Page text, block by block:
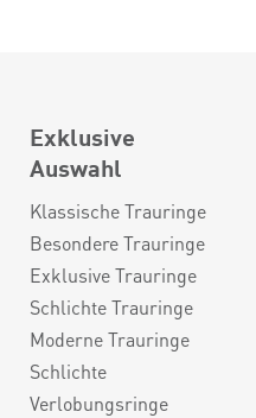
Exklusive
Auswahl
Klassische Trauringe
Besondere Trauringe
Exklusive Trauringe
Schlichte Trauringe
Moderne Trauringe
Schlichte
Verlobungsringe